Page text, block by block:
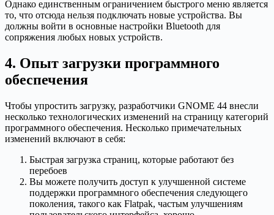
Однако единственным ограничением быстрого меню является
то, что отсюда нельзя подключать новые устройства. Вы
должны войти в основные настройки Bluetooth для
сопряжения любых новых устройств.
4. Опыт загрузки программного
обеспечения
Чтобы упростить загрузку, разработчики GNOME 44 внесли
несколько технологических изменений на страницу категорий
программного обеспечения. Несколько примечательных
изменений включают в себя:
Быстрая загрузка страниц, которые работают без
перебоев
Вы можете получить доступ к улучшенной системе
поддержки программного обеспечения следующего
поколения, такого как Flatpak, частым улучшениям